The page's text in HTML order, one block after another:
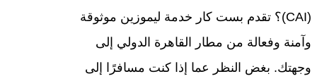
(CAI)؟ تقدم بست كار خدمة ليموزين موثوقة
وآمنة وفعالة من مطار القاهرة الدولي إلى
وجهتك. بغض النظر عما إذا كنت مسافرًا إلى